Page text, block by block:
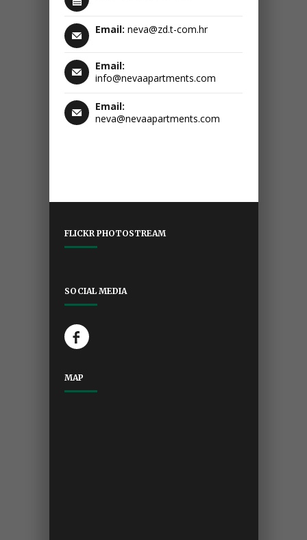
Email: neva@zd.t-com.hr
Email:
info@nevaapartments.com
Email:
neva@nevaapartments.com
FLICKR PHOTOSTREAM
SOCIAL MEDIA
MAP